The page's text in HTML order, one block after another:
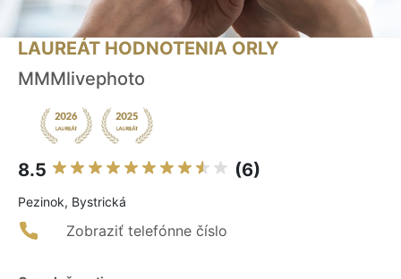
LAUREÁT HODNOTENIA ORLY
MMMlivephoto
8.5 (6)
Pezinok, Bystrická
Zobraziť telefónne číslo